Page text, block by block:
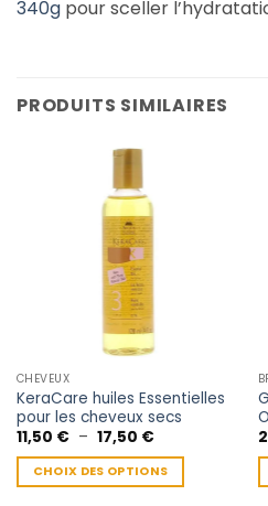
340g pour sceller
PRODUITS SIMILAIRES
CHEVEUX
KeraCare huiles Essentielles
pour les cheveux secs
11,50 € – 17,50 €Plage
prix :
11,50 €
à
CHOIX DES OPTIONS